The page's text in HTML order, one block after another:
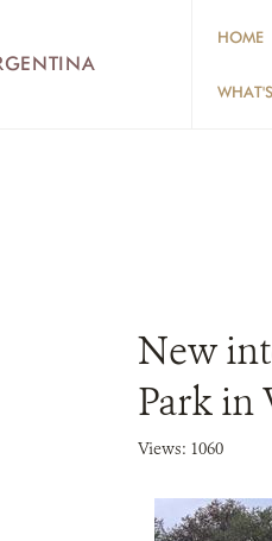
HOME
New
Park in
Views: 1060